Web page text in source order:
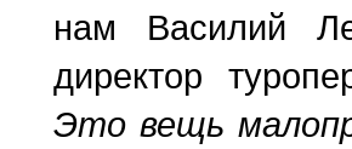
нам Василий
директор
Это вещь